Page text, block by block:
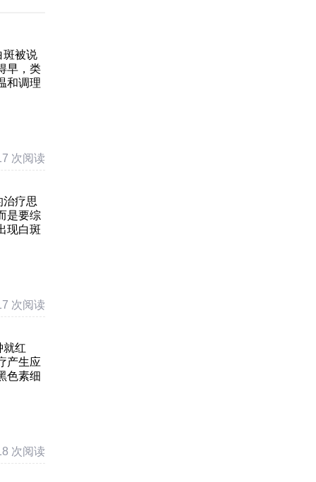
斑被说
早，类
和调理
次阅读
治疗思
是要综
现白斑
次阅读
就红
产生应
色素细
次阅读